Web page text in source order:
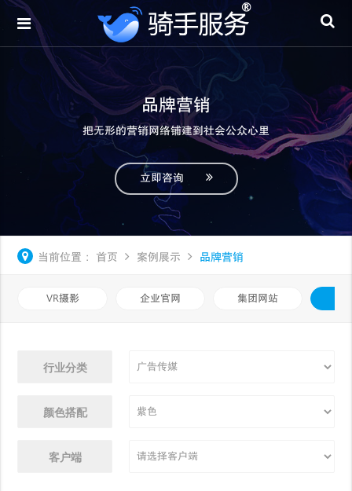
品牌营销
把无形的营销网络铺建到社会公众心里
立即咨询
当前位置： 首页 案例展示 品牌营销
VR摄影 企业官网 集团网站
行业分类
颜色搭配
客户端